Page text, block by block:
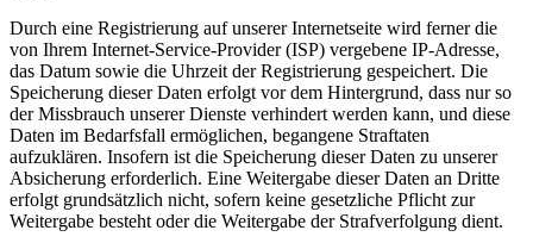
Durch eine Registrierung auf unserer Internetseite wird ferner die
von Ihrem Internet-Service-Provider (ISP) vergebene IP-Adresse,
das Datum sowie die Uhrzeit der Registrierung gespeichert. Die
Speicherung dieser Daten erfolgt vor dem Hintergrund, dass nur so
der Missbrauch unserer Dienste verhindert werden kann, und diese
Daten im Bedarfsfall ermöglichen, begangene Straftaten
aufzuklären. Insofern ist die Speicherung dieser Daten zu unserer
Absicherung erforderlich. Eine Weitergabe dieser Daten an Dritte
erfolgt grundsätzlich nicht, sofern keine gesetzliche Pflicht zur
Weitergabe besteht oder die Weitergabe der Strafverfolgung dient.